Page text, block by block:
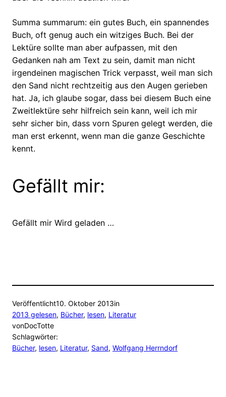
Summa summarum: ein gutes Buch, ein spannendes
Buch, oft genug auch ein witziges Buch. Bei der
Lektüre sollte man aber aufpassen, mit den
Gedanken nah am Text zu sein, damit man nicht
irgendeinen magischen Trick verpasst, weil man sich
den Sand nicht rechtzeitig aus den Augen gerieben
hat. Ja, ich glaube sogar, dass bei diesem Buch eine
Zweitlektüre sehr hilfreich sein kann, weil ich mir
sehr sicher bin, dass vorn Spuren gelegt werden, die
man erst erkennt, wenn man die ganze Geschichte
kennt.
Gefällt mir:
Gefällt mir Wird geladen …
Veröffentlicht10. Oktober 2013in
2013 gelesen, Bücher, lesen, Literatur
vonDocTotte
Schlagwörter:
Bücher, lesen, Literatur, Sand, Wolfgang Herrndorf